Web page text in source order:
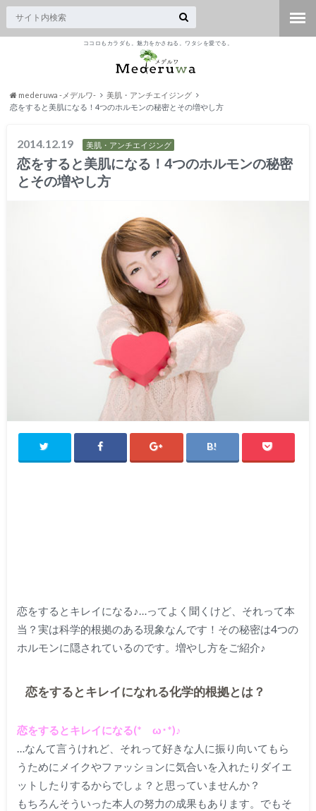
ココロもカラダも。魅力をかさねる。ワタシを愛でる。
mederuwa -メデルワ-
美肌・アンチエイジング
恋をすると美肌になる！4つのホルモンの秘密とその増やし方
2014.12.19 美肌・アンチエイジング
恋をすると美肌になる！4つのホルモンの秘密
とその増やし方
恋をするとキレイになる♪…ってよく聞くけど、それって本
当？実は科学的根拠のある現象なんです！その秘密は4つの
ホルモンに隠されているのです。増やし方をご紹介♪
恋をするとキレイになれる化学的根拠とは？
恋をするとキレイになる(*ゝω･*)♪
…なんて言うけれど、それって好きな人に振り向いてもら
うためにメイクやファッションに気合いを入れたりダイエ
ットしたりするからでしょ？と思っていませんか？
もちろんそういった本人の努力の成果もあります。でもそ